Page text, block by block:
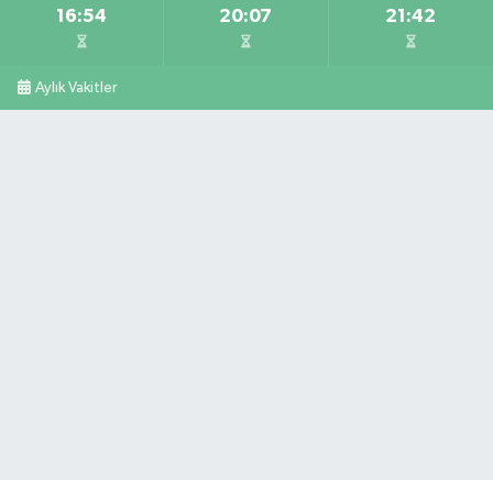
16:54 20:07 21:42
Aylık Vakitler